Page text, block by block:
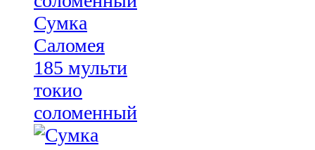
Сумка
Саломея
185 мульти
токио
соломенный